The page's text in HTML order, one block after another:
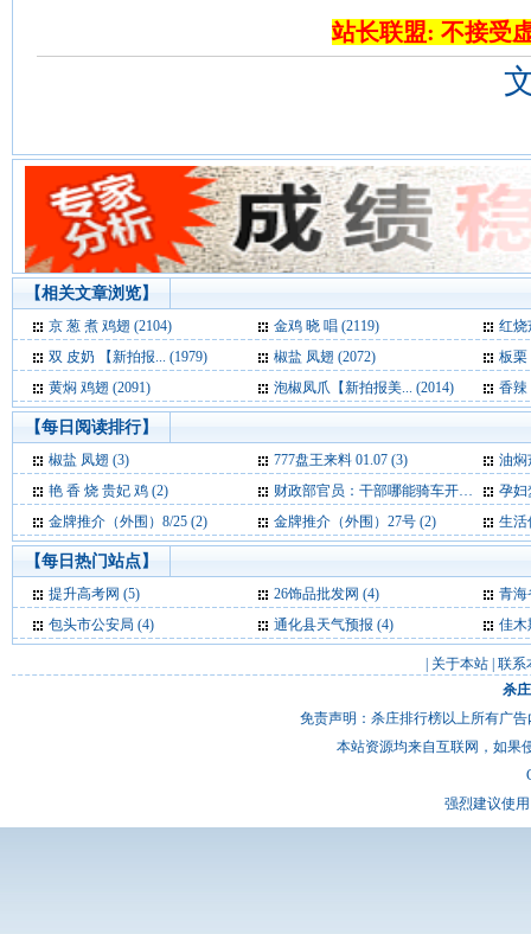
站长联盟: 不接受
【相关文章浏览】
京 葱 煮 鸡翅 (2104) 金鸡 晓 唱 (2119)
红烧
双 皮奶 【新拍报... (1979)
椒盐 凤翅 (2072)
板栗
黄焖 鸡翅 (2091)
泡椒凤爪【新拍报美... (2014) 香辣
【每日阅读排行】
椒盐 凤翅 (3) 777盘王来料 01.07 (3)
油焖
艳 香 烧 贵妃 鸡 (2)
财政部官员：干部哪能骑车开会 公车费是要花的 (2)
孕妇
金牌推介（外围）8/25 (2)
金牌推介（外围）27号 (2) 生活
【每日热门站点】
提升高考网 (5) 26饰品批发网 (4)
青海
包头市公安局 (4) 通化县天气预报 (4) 佳木
关于本站 联系
杀
免责声明：杀庄排行榜以上所有广
本站资源均来自互联网，如果
强烈建议使